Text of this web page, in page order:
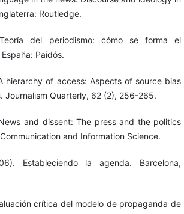
Routledge.
del periodismo: cómo se forma el
Paidós.
hierarchy of access: Aspects of source bias
Journalism Quarterly, 62 (2), 256-265.
and dissent: The press and the politics
and Information Science.
Estableciendo la agenda. Barcelona,
crítica del modelo de propaganda de